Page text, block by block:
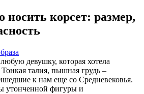
носить корсет: размер,
девушку, которая хотела
Тонкая талия, пышная грудь –
к нам еще со Средневековья.
утонченной фигуры и